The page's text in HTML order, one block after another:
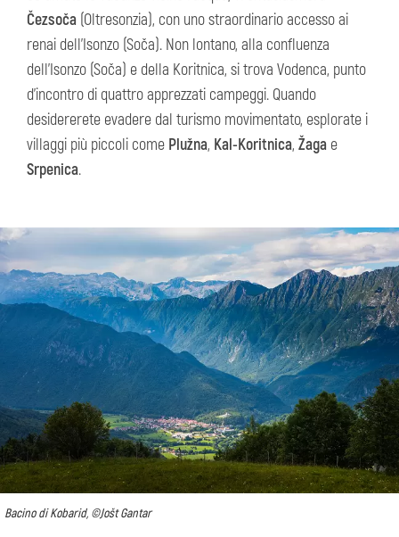
Čezsoča (Oltresonzia), con uno straordinario accesso ai
renai dell’Isonzo (Soča). Non lontano, alla confluenza
dell’Isonzo (Soča) e della Koritnica, si trova Vodenca, punto
d’incontro di quattro apprezzati campeggi. Quando
desidererete evadere dal turismo movimentato, esplorate i
villaggi più piccoli come Plužna, Kal-Koritnica, Žaga e
Srpenica.
Bacino di Kobarid, ©Jošt Gantar